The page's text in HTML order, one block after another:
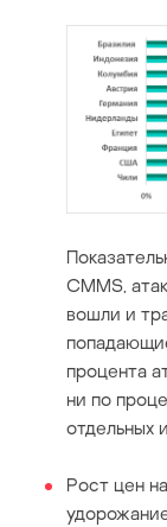
CMMS,
вошли и
процента
ни по
отдельных
Рост цен